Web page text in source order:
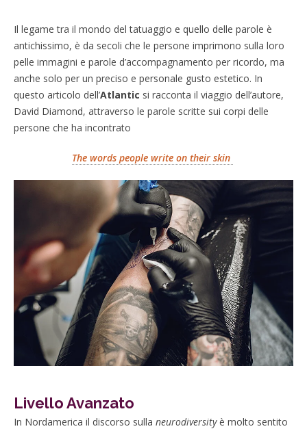
Il legame tra il mondo del tatuaggio e quello delle parole è
antichissimo, è da secoli che le persone imprimono sulla loro
pelle immagini e parole d’accompagnamento per ricordo, ma
anche solo per un preciso e personale gusto estetico. In
questo articolo dell’Atlantic si racconta il viaggio dell’autore,
David Diamond, attraverso le parole scritte sui corpi delle
persone che ha incontrato
The words people write on their skin
Livello Avanzato
In Nordamerica il discorso sulla neurodiversityè molto sentito